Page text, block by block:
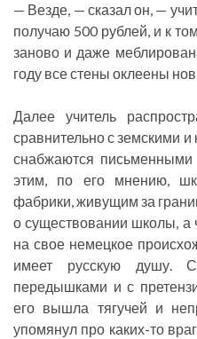
— Везде, — сказал он, —
получаю 500 рублей, и к
заново и даже
году все стены оклеены
Далее учитель
сравнительно с земскими
снабжаются
этим, по его мнению,
фабрики, живущим за
о существовании школы, а
на свое немецкое
имеет русскую душу.
передышками и с
его вышла тягучей и
упомянул про каких-то